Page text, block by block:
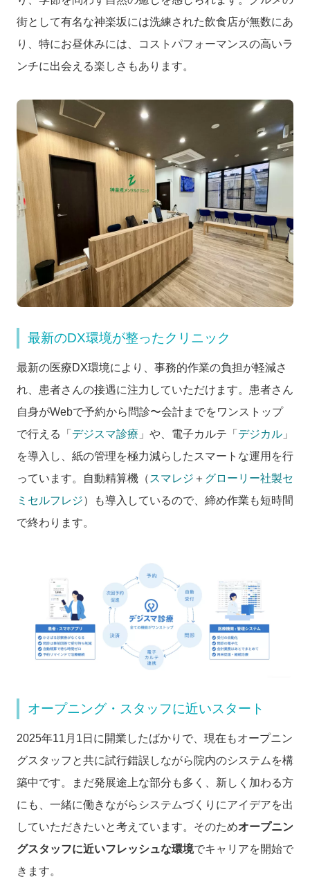
街として有名な神楽坂には洗練された飲食店が無数にあ
り、特にお昼休みには、コストパフォーマンスの高いラ
ンチに出会える楽しさもあります。
最新のDX環境が整ったクリニック
最新の医療DX環境により、事務的作業の負担が軽減さ
れ、患者さんの接遇に注力していただけます。患者さん
自身がWebで予約から問診〜会計までをワンストップ
で行える「 デジスマ診療 」や、電子カルテ「 デジカル 」
を導入し、紙の管理を極力減らしたスマートな運用を行
っています。自動精算機（ スマレジ ＋ グローリー社製セ
ミセルフレジ）も導入しているので、締め作業も短時間
で終わります。
オープニング・スタッフに近いスタート
2025年11月1日に開業したばかりで、現在もオープニン
グスタッフと共に試行錯誤しながら院内のシステムを構
築中です。まだ発展途上な部分も多く、新しく加わる方
にも、一緒に働きながらシステムづくりにアイデアを出
していただきたいと考えています。そのためオープニン
グスタッフに近いフレッシュな環境でキャリアを開始で
きます。